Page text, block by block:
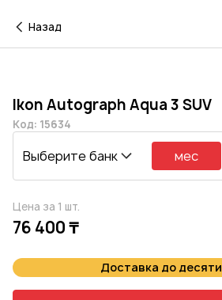
Назад
Ikon Autograph Aqua 3 SUV
Код: 15634
Выберите банк мес
Цена за 1 шт.
76 400 ₸
Доставка до